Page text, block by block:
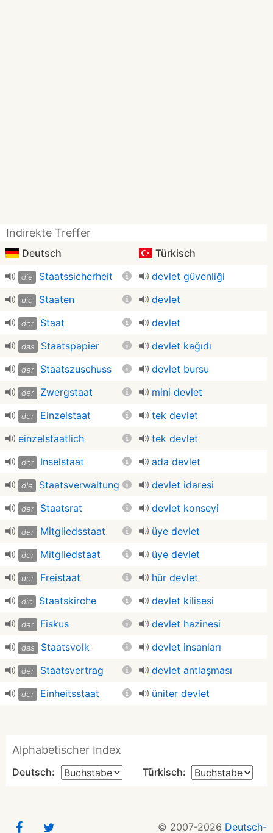
Indirekte Treffer
Deutsch Türkisch
die Staatssicherheit devlet güvenliği
die Staaten devlet
der Staat devlet
das Staatspapier devlet kağıdı
der Staatszuschuss devlet bursu
der Zwergstaat mini devlet
der Einzelstaat
tek devlet
einzelstaatlich
tek devlet
der Inselstaat ada devlet
die Staatsverwaltung devlet idaresi
der Staatsrat devlet konseyi
der Mitgliedsstaat üye devlet
der Mitgliedstaat üye devlet
der Freistaat hür devlet
die Staatskirche devlet kilisesi
der Fiskus devlet hazinesi
das Staatsvolk devlet insanları
der Staatsvertrag devlet antlaşması
der Einheitsstaat üniter devlet
Alphabetischer Index
Deutsch: Türkisch:
© 2007-2026 Deutsch-